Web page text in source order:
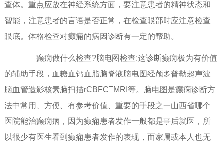
查体。重点应放在神经系统方面，要注意患者的精神状态和
智能，注意患者的言语是否正常，在检查眼部时应注意检查
眼底。体格检查对癫痫的病因诊断有一定的帮助。
癫痫做什么检查?脑电图检查:这诊断癫痫极为有价值
的辅助手段，血糖血钙血脂脑脊液脑电图经颅多普勒超声波
脑血管造影核素脑扫描rCBFCTMRI等。脑电图是癫痫诊断方
法中常用、方便、有参考价值、重要的手段之一山西省哪个
医院能治癫痫病，因为癫痫患者发作一般都是事后就医，所
以很少有医生看到癫痫患者发作的表现，而家属或本人也无